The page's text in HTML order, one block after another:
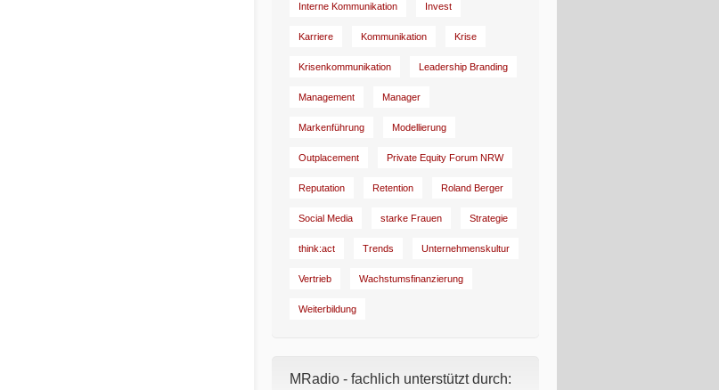
Interne Kommunikation Invest
Karriere Kommunikation Krise
Krisenkommunikation Leadership Branding
Management Manager
Markenführung Modellierung
Outplacement Private Equity Forum NRW
Reputation Retention Roland Berger
Social Media starke Frauen Strategie
think:act Trends Unternehmenskultur
Vertrieb Wachstumsfinanzierung
Weiterbildung
MRadio - fachlich unterstützt durch: